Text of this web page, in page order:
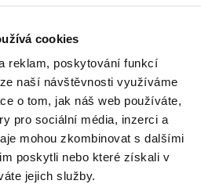
cookies
reklam, poskytování funkcí
naší návštěvnosti využíváme
o tom, jak náš web používáte,
pro sociální média, inzerci a
mohou zkombinovat s dalšími
poskytli nebo které získali v
jejich služby.
Borneo perlou tropické
světa, jenž vás naučí
každodennosti